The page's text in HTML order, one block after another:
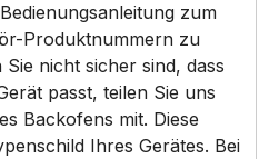
zum
Produktnummern zu
Sie nicht sicher sind, dass
passt, teilen Sie uns
Backofens mit. Diese
Ihres Gerätes. Bei